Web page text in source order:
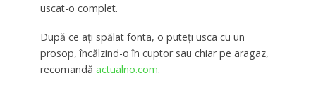
uscat-o complet.
După ce ați spălat fonta, o puteți usca cu un
prosop, încălzind-o în cuptor sau chiar pe aragaz,
recomandă actualno.com.